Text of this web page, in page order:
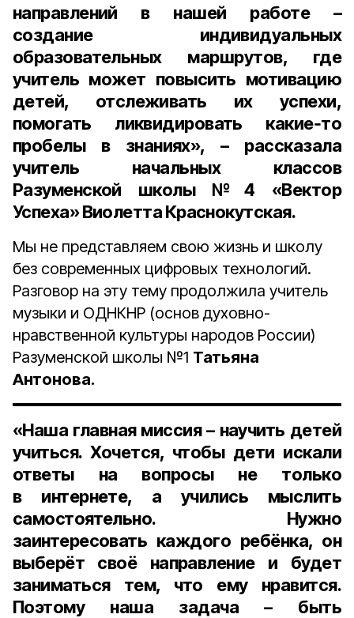
направлений в нашей работе –
создание индивидуальных
образовательных маршрутов, где
учитель может повысить мотивацию
детей, отслеживать их успехи,
помогать ликвидировать какие‑то
пробелы в знаниях», – рассказала
учитель начальных классов
Разуменской школы №4 «Вектор
Успеха» Виолетта Краснокутская.
Мы не представляем свою жизнь и школу
без современных цифровых технологий.
Разговор на эту тему продолжила учитель
музыки и ОДНКНР (основ духовно-
нравственной культуры народов России)
Разуменской школы №1 Татьяна
Антонова.
«Наша главная миссия – научить детей
учиться. Хочется, чтобы дети искали
ответы на вопросы не только
в интернете, а учились мыслить
самостоятельно. Нужно
заинтересовать каждого ребёнка, он
выберёт своё направление и будет
заниматься тем, что ему нравится.
Поэтому наша задача – быть